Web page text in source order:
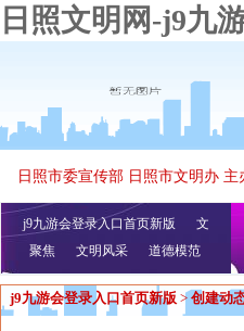
日照文明网-j9九
日照市委宣传部 日照市文明办 主
j9九游会登录入口首页新版
文
明播报
公益视频
聚焦 文明风采 道德模范
j9九游会登录入口首页新版 > 创建动